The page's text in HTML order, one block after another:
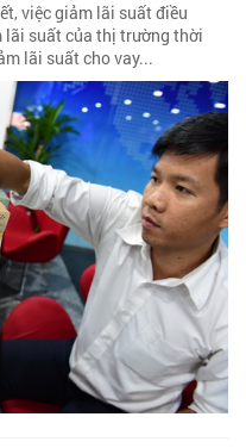
việc giảm lãi suất điều
lãi suất của thị trường thời
lãi suất cho vay...